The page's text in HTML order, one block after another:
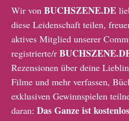
Wir vonBUCHSZENE.DE
diese Leidenschaft teilen,
aktives Mitglied unserer
registrierte/r
Rezensionen über deine
Filme und mehr verfassen,
exklusiven Gewinnspielen
daran:Das Ganze ist kostenlos